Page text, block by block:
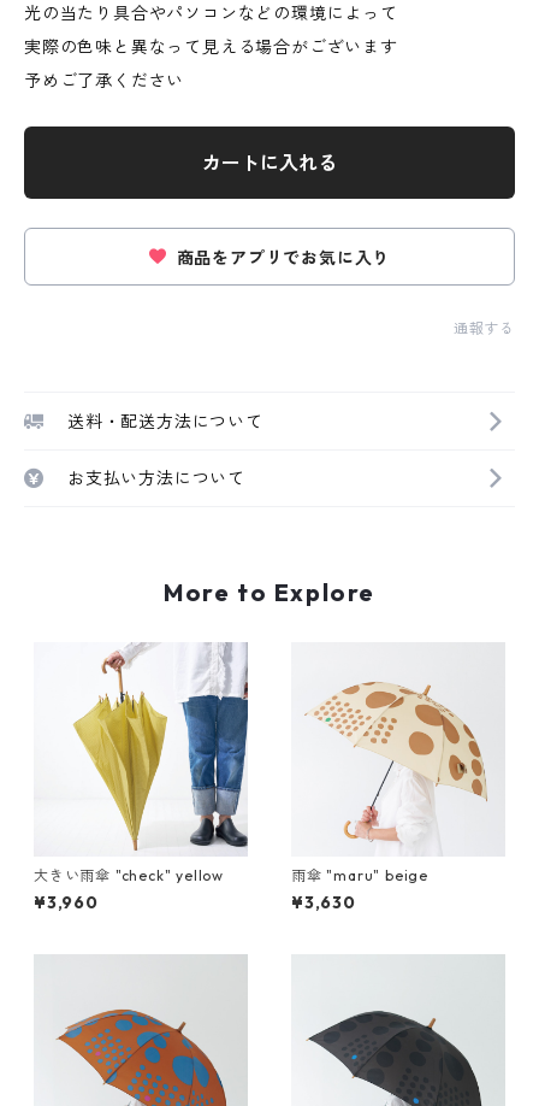
光の当たり具合やパソコンなどの環境によって
実際の色味と異なって見える場合がございます
予めご了承ください
カートに入れる
商品をアプリでお気に入り
通報する
送料・配送方法について
お支払い方法について
More to Explore
大きい雨傘 "check" yellow
¥3,960
雨傘 "maru" beige
¥3,630